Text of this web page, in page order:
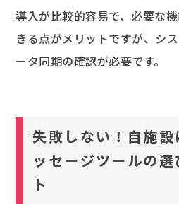
導入が比較的容易で、必要な
きる点がメリットですが、シ
ータ同期の確認が必要です。
失敗しない！自施
ッセージツールの
ト